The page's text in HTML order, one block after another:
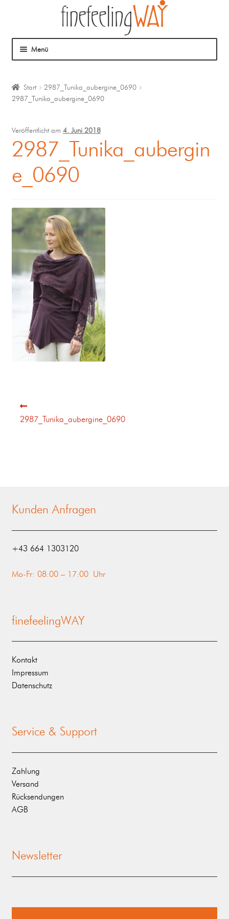
Menü
Mein Angebot
Coaching
Klangmassage
Start
2987_Tunika_aubergine_0690
2987_Tunika_aubergine_0690
Veröffentlicht am 4. Juni 2018
2987_Tunika_aubergin
e_0690
2987_Tunika_aubergine_0690
Kunden Anfragen
‭+43 664 1303120‬
Mo-Fr: 08:00 – 17:00 Uhr
finefeelingWAY
Kontakt
Impressum
Datenschutz
Service & Support
Zahlung
Versand
Rücksendungen
AGB
Newsletter